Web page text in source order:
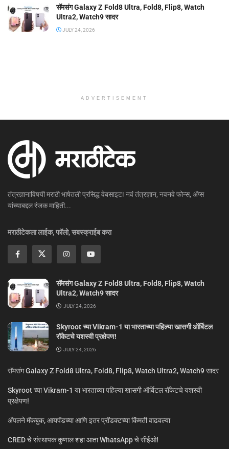
सॅमसंग Galaxy Z Fold8 Ultra, Fold8, Flip8, Watch
Ultra2, Watch9 सादर
JULY 24, 2026
ADVERTISEMENT
तंत्रज्ञानाविषयी मराठी भाषेतली प्रसिद्ध वेबसाइट! नवं तंत्रज्ञान, नवनवे फोन्स, ॲप्स
यांच्याबद्दल रंजक माहिती...
मराठीटेकला लाईक, फॉलो, सबस्क्राईब करा
सॅमसंग Galaxy Z Fold8 Ultra, Fold8, Flip8, Watch
Ultra2, Watch9 सादर
JULY 24, 2026
Skyroot च्या Vikram-1 या भारताच्या पहिल्या खासगी ऑर्बिटल
रॉकेटचे यशस्वी प्रक्षेपण!
JULY 24, 2026
सॅमसंग Galaxy Z Fold8 Ultra, Fold8, Flip8, Watch Ultra2, Watch9 सादर
Skyroot च्या Vikram-1 या भारताच्या पहिल्या खासगी ऑर्बिटल रॉकेटचे यशस्वी
प्रक्षेपण!
ॲपलने मॅकबुक, आयपॅडच्या आणि इतर प्रॉडक्टच्या किंमती वाढवल्या
CRED चे संस्थापक कुणाल शहा आता WhatsApp चे सीईओ!